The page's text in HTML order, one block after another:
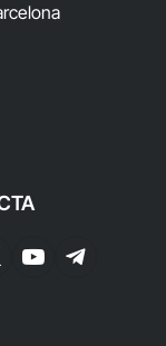
YouTubeTelegram